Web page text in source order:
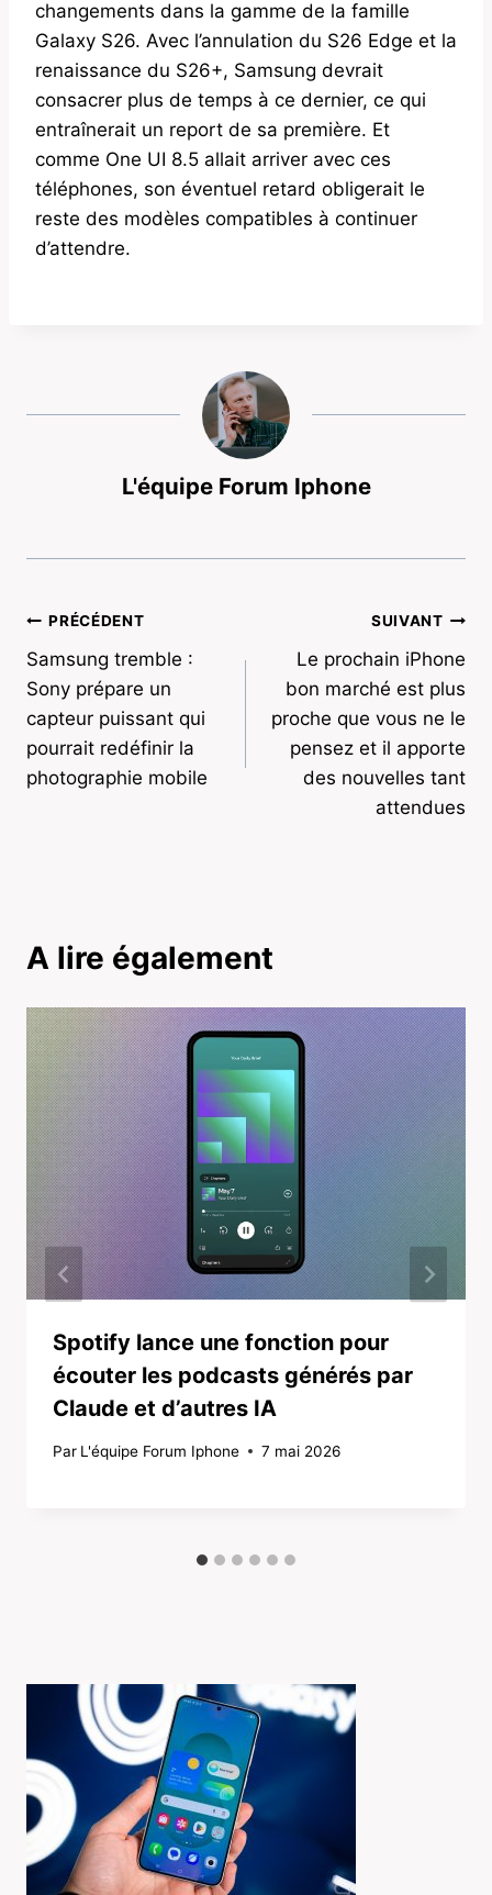
changements dans la gamme de la famille
Galaxy S26. Avec l’annulation du S26 Edge et la
renaissance du S26+, Samsung devrait
consacrer plus de temps à ce dernier, ce qui
entraînerait un report de sa première. Et
comme One UI 8.5 allait arriver avec ces
téléphones, son éventuel retard obligerait le
reste des modèles compatibles à continuer
d’attendre.
L'équipe Forum Iphone
Navigation
de
l’article
PRÉCÉDENT
Samsung tremble :
Sony prépare un
capteur puissant qui
pourrait redéfinir la
photographie mobile
SUIVANT
Le prochain iPhone
bon marché est plus
proche que vous ne le
pensez et il apporte
des nouvelles tant
attendues
A lire également
Spotify lance une fonction pour
écouter les podcasts générés par
Claude et d’autres IA
Par L'équipe Forum Iphone 7 mai 2026